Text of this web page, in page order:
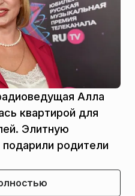
Алла
квартирой для
Элитную
родители